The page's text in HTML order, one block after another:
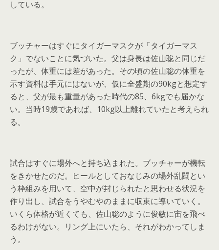
している。
ブッチャーはすぐにタイガーマスクが「タイガーマス
ク」でないことに気づいた。父は身長は佐山聡と同じだ
ったが、体重には差があった。その頃の佐山聡の体重を
示す資料は手元にはないが、仮に全盛期の90kgと想定す
ると、父が最も重量があった時代の85、6kgでも届かな
い。当時19歳であれば、10kg以上離れていたと考えられ
る。
試合はすぐに場外へと持ち込まれた。ブッチャーが機転
をきかせたのだ。ヒールとしておなじみの場外乱闘とい
う枠組みを用いて、空中が封じられたと思わせる状況を
作り出し、試合をうやむやのままに収束に導いていく。
いくら体格が近くても、佐山聡のように俊敏に宙を飛べ
るわけがない。リング上にいたら、それがわかってしま
う。